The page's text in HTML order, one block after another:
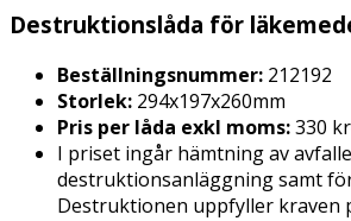
Destruktionslåda för
Beställningsnummer: 212192
Storlek: 294x197x260mm
Pris per låda exkl moms:330
I priset ingår hämtning av
destruktionsanläggning samt
Destruktionen uppfyller kraven